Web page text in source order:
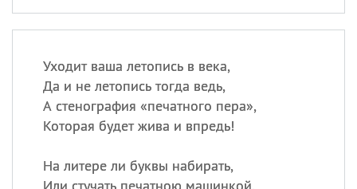
Уходит ваша летопись в века,
Да и не летопись тогда ведь,
А стенография «печатного пера»,
Которая будет жива и впредь!
На литере ли буквы набирать,